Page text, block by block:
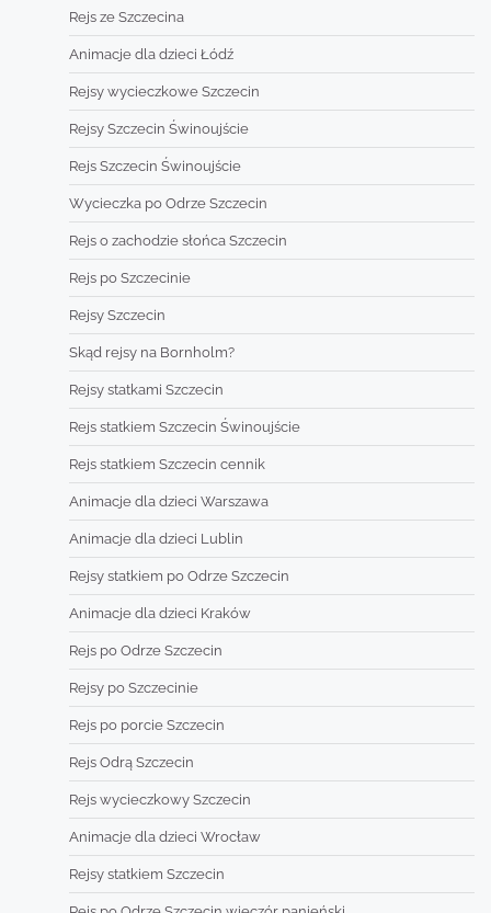
Rejs ze Szczecina
Animacje dla dzieci Łódź
Rejsy wycieczkowe Szczecin
Rejsy Szczecin Świnoujście
Rejs Szczecin Świnoujście
Wycieczka po Odrze Szczecin
Rejs o zachodzie słońca Szczecin
Rejs po Szczecinie
Rejsy Szczecin
Skąd rejsy na Bornholm?
Rejsy statkami Szczecin
Rejs statkiem Szczecin Świnoujście
Rejs statkiem Szczecin cennik
Animacje dla dzieci Warszawa
Animacje dla dzieci Lublin
Rejsy statkiem po Odrze Szczecin
Animacje dla dzieci Kraków
Rejs po Odrze Szczecin
Rejsy po Szczecinie
Rejs po porcie Szczecin
Rejs Odrą Szczecin
Rejs wycieczkowy Szczecin
Animacje dla dzieci Wrocław
Rejsy statkiem Szczecin